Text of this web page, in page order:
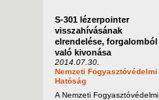
S-301 lézerpointer
visszahívásának
elrendelése, forgalomból
való kivonása
2014.07.30.
Nemzeti Fogyasztóvédelmi
Hatóság
A Nemzeti Fogyasztóvédelmi